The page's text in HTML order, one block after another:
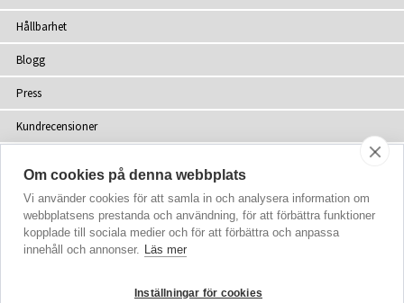
Hållbarhet
Blogg
Press
Kundrecensioner
Webbplatskarta
© 2002-2026 Tiffany Rose Ltd. Alla rättigheter förbehålls
Om cookies på denna webbplats
Vi använder cookies för att samla in och analysera information om
webbplatsens prestanda och användning, för att förbättra funktioner
kopplade till sociala medier och för att förbättra och anpassa
innehåll och annonser. Läs mer
Inställningar för cookies